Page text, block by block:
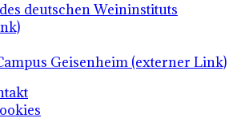
deutschen Weininstituts
Geisenheim (externer Link)